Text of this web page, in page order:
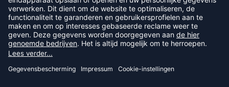
FOLLOW US